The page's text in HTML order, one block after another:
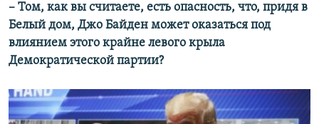
– Том, как вы считаете, есть опасность, что, придя в
Белый дом, Джо Байден может оказаться под
влиянием этого крайне левого крыла
Демократической партии?